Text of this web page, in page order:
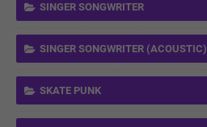
SINGER SONGWRITER
SINGER SONGWRITER (ACOUSTIC)
SKATE PUNK